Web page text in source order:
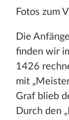
Fotos zum
Die
finden wir
1426
mit
Graf blieb
Durch den